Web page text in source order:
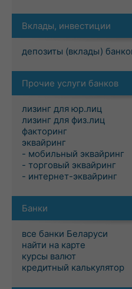
Вклады, инвестиции
депозиты (вклады)
Прочие услуги банков
лизинг для юр.лиц
лизинг для физ.лиц
факторинг
эквайринг
- мобильный эквайринг
- торговый эквайринг
- интернет-эквайринг
Банки
все банки Беларуси
найти на карте
курсы валют
кредитный калькулятор